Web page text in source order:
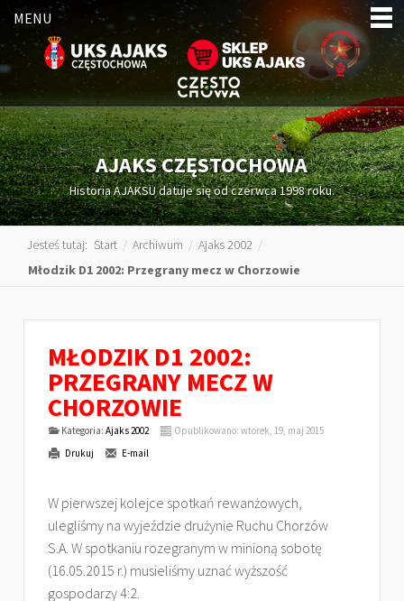
MENU
AJAKS CZĘSTOCHOWA
Historia AJAKSU datuje się od czerwca 1998 roku.
Jesteś tutaj: Start / Archiwum / Ajaks 2002 /
Młodzik D1 2002: Przegrany mecz w Chorzowie
MŁODZIK D1 2002:
PRZEGRANY MECZ W
CHORZOWIE
Kategoria: Ajaks 2002
Opublikowano: wtorek, 19, maj 2015
Drukuj
E-mail
W pierwszej kolejce spotkań rewanżowych,
ulegliśmy na wyjeździe drużynie Ruchu Chorzów
S.A. W spotkaniu rozegranym w minioną sobotę
(16.05.2015 r.) musieliśmy uznać wyższość
gospodarzy 4:2.